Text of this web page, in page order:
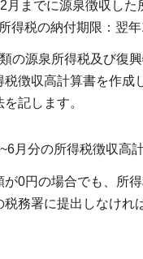
月までに源泉徴収した
得税の納付期限：翌
の源泉所得税及び復
徴収高計算書を作成
記します。
月分の所得税徴収高
が0円の場合でも、所
税務署に提出しなけれ